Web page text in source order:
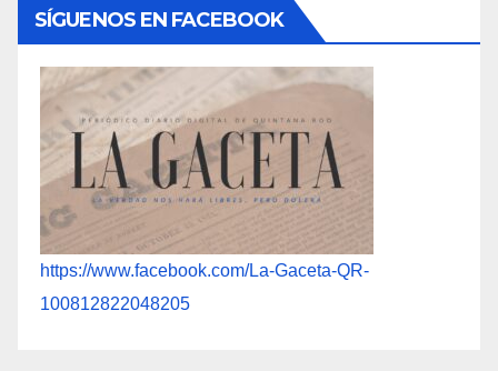
SÍGUENOS EN FACEBOOK
https://www.facebook.com/La-Gaceta-QR-
100812822048205